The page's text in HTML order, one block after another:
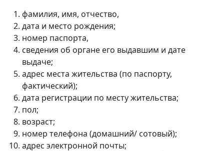
фамилия, имя, отчество,
дата и место рождения;
номер паспорта,
сведения об органе его выдавшим и дате
выдаче;
адрес места жительства (по паспорту,
фактический);
дата регистрации по месту жительства;
пол;
возраст;
номер телефона (домашний/ сотовый);
адрес электронной почты;